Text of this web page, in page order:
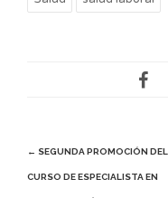
Post
navigation
← SEGUNDA PROMOCIÓN DEL
CURSO DE ESPECIALISTA EN